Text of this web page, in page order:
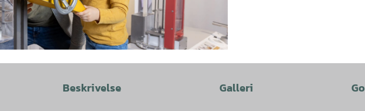
Beskrivelse Galleri